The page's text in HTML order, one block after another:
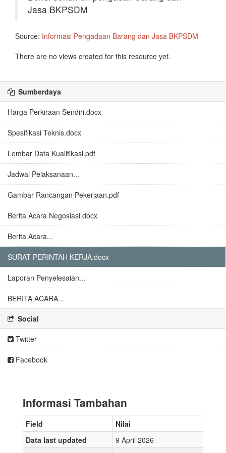
Jasa BKPSDM
Source: Informasi Pengadaan Barang dan Jasa BKPSDM
There are no views created for this resource yet.
Sumberdaya
Harga Perkiraan Sendiri.docx
Spesifikasi Teknis.docx
Lembar Data Kualifikasi.pdf
Jadwal Pelaksanaan...
Gambar Rancangan Pekerjaan.pdf
Berita Acara Negosiasi.docx
Berita Acara...
SURAT PERINTAH KERJA.docx
Laporan Penyelesaian...
BERITA ACARA...
Social
Twitter
Facebook
Informasi Tambahan
Field
Nilai
Data last updated
9 April 2026